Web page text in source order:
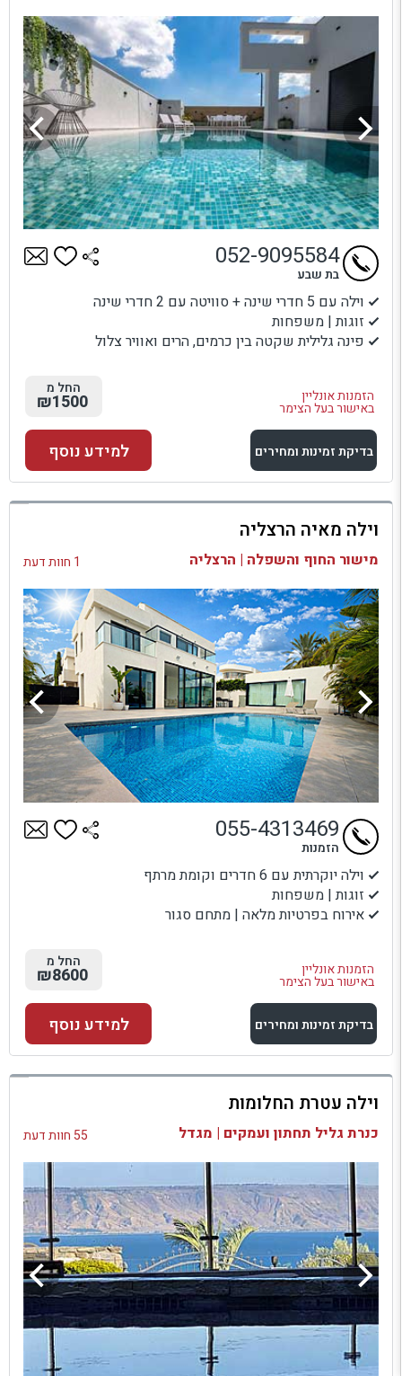
וילה עם 5 חדרי שינה + סוויטה עם 2 חדרי שינה
זוגות | משפחות
פינה גלילית שקטה בין כרמים, הרים ואוויר צלול
הזמנות אונליין
באישור בעל הצימר
052-9095584
בת שבע
החל מ
₪1500
בדיקת זמינות ומחירים
למתחם זה
בדיקת זמינות ומחירים
למידע נוסף
וילה מאיה הרצליה
מישור החוף והשפלה | הרצליה 1 חוות דעת
וילה יוקרתית עם 6 חדרים וקומת מרתף
זוגות | משפחות
אירוח בפרטיות מלאה | מתחם סגור
הזמנות אונליין
באישור בעל הצימר
055-4313469
הזמנות
החל מ
₪8600
בדיקת זמינות ומחירים
למתחם זה
בדיקת זמינות ומחירים
למידע נוסף
וילה עטרת החלומות
כנרת גליל תחתון ועמקים | מגדל 55 חוות דעת